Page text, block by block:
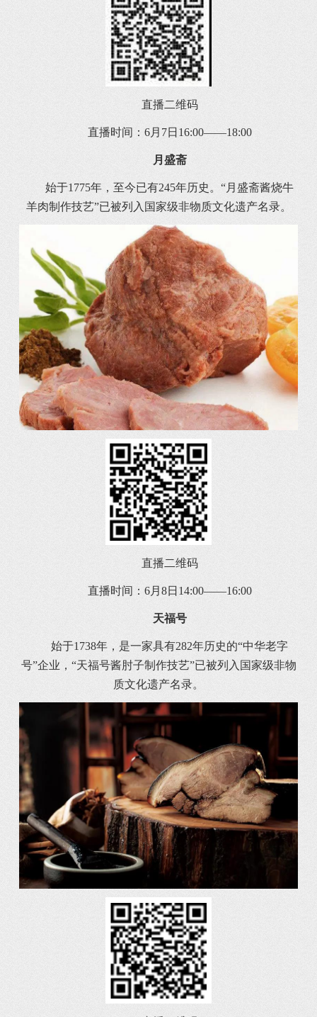
直播二维码
直播时间：6月7日16:00——18:00
月盛斋
始于1775年，至今已有245年历史。“月盛斋酱烧牛
羊肉制作技艺”已被列入国家级非物质文化遗产名录。
直播二维码
直播时间：6月8日14:00——16:00
天福号
始于1738年，是一家具有282年历史的“中华老字
号”企业，“天福号酱肘子制作技艺”已被列入国家级非物
质文化遗产名录。